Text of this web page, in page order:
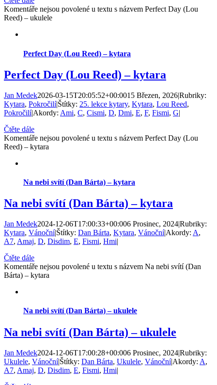
Komentáře nejsou povolené u textu s názvem Perfect Day (Lou
Reed) – ukulele
Perfect Day (Lou Reed) – kytara
Perfect Day (Lou Reed) – kytara
Jan Medek2026-03-15T20:05:52+00:0015 Březen, 2026|Rubriky:
Kytara, Pokročilí|Štítky: 25. lekce kytary, Kytara, Lou Reed,
Pokročilí|Akordy: Ami, C, Cismi, D, Dmi, E, F, Fismi, G|
Čtěte dále
Komentáře nejsou povolené u textu s názvem Perfect Day (Lou
Reed) – kytara
Na nebi svítí (Dan Bárta) – kytara
Na nebi svítí (Dan Bárta) – kytara
Jan Medek2024-12-06T17:00:33+00:006 Prosinec, 2024|Rubriky:
Kytara, Vánoční|Štítky: Dan Bárta, Kytara, Vánoční|Akordy: A,
A7, Amaj, D, Disdim, E, Fismi, Hmi|
Čtěte dále
Komentáře nejsou povolené u textu s názvem Na nebi svítí (Dan
Bárta) – kytara
Na nebi svítí (Dan Bárta) – ukulele
Na nebi svítí (Dan Bárta) – ukulele
Jan Medek2024-12-06T17:00:28+00:006 Prosinec, 2024|Rubriky:
Ukulele, Vánoční|Štítky: Dan Bárta, Ukulele, Vánoční|Akordy: A,
A7, Amaj, D, Disdim, E, Fismi, Hmi|